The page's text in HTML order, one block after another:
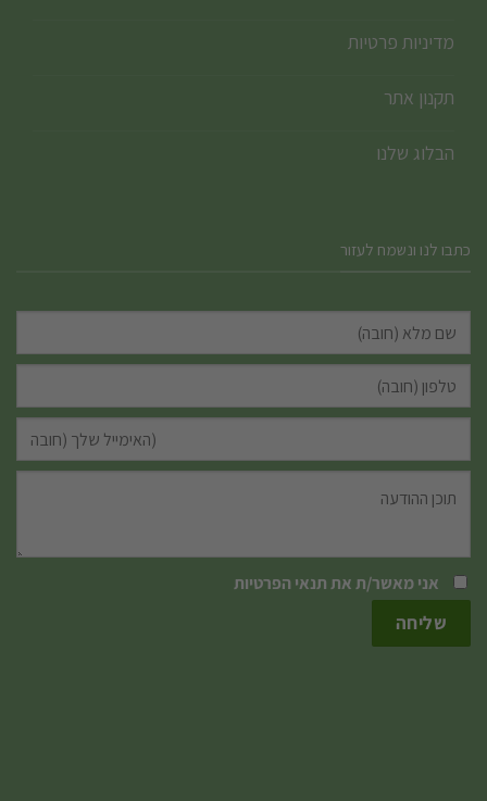
מדיניות פרטיות
תקנון אתר
הבלוג שלנו
כתבו לנו ונשמח לעזור
אני מאשר/ת אתתנאי הפרטיות